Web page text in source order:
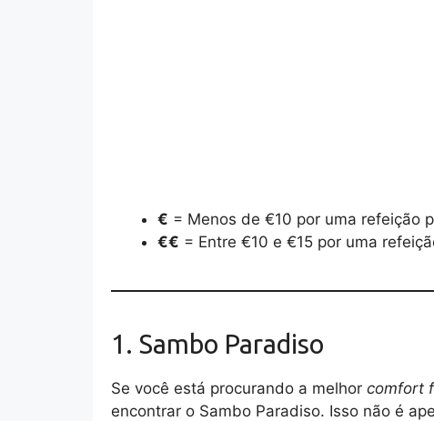
€ = Menos de €10 por uma refeição
€€ = Entre €10 e €15 por uma
1. Sambo Paradiso
Se você está procurando a melhor comfort
encontrar o Sambo Paradiso. Isso não é